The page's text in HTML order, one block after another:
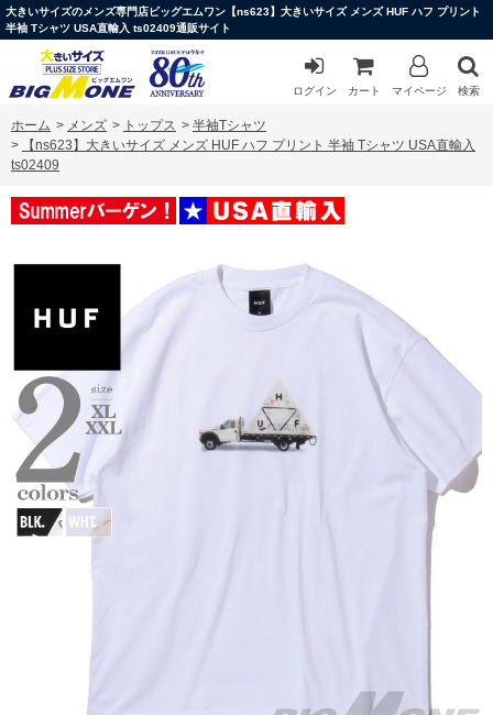
大きいサイズのメンズ専門店ビッグエムワン【ns623】大きいサイズ メンズ HUF ハフ プリント
半袖 Tシャツ USA直輸入 ts02409通販サイト
ログイン カート マイページ 検索
ホーム > メンズ > トップス > 半袖Tシャツ
>
【ns623】大きいサイズ メンズ HUF ハフ プリント 半袖 Tシャツ USA直輸入
ts02409